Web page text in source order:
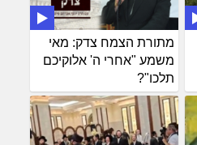
מתורת הצמח צדק: מאי
משמע "אחרי ה' אלוקיכם
תלכו"?